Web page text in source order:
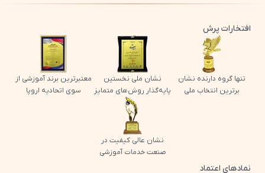
افتخارات پرش
تنها گروه دارنده نشان
برترین انتخاب ملی
نشان ملی نخستین
پایه‌گذار روش‌های متمایز
معتبرترین برند آموزشی از
سوی اتحادیه اروپا
نشان عالی کیفیت در
صنعت خدمات آموزشی
نمادهای اعتماد